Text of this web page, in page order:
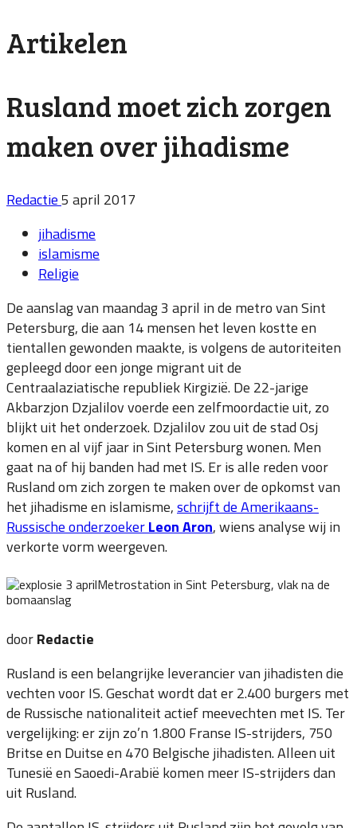
Artikelen
Rusland moet zich zorgen
maken over jihadisme
Redactie5 april 2017
jihadisme
islamisme
Religie
De aanslag van maandag 3 april in de metro van Sint
Petersburg, die aan 14 mensen het leven kostte en
tientallen gewonden maakte, is volgens de autoriteiten
gepleegd door een jonge migrant uit de
Centraalaziatische republiek Kirgizië. De 22-jarige
Akbarzjon Dzjalilov voerde een zelfmoordactie uit, zo
blijkt uit het onderzoek. Dzjalilov zou uit de stad Osj
komen en al vijf jaar in Sint Petersburg wonen. Men
gaat na of hij banden had met IS. Er is alle reden voor
Rusland om zich zorgen te maken over de opkomst van
het jihadisme en islamisme,schrijft de Amerikaans-
Russische onderzoekerLeon Aron, wiens analyse wij in
verkorte vorm weergeven.
Metrostation in Sint Petersburg, vlak na de
bomaanslag
doorRedactie
Rusland is een belangrijke leverancier van jihadisten die
vechten voor IS. Geschat wordt dat er 2.400 burgers met
de Russische nationaliteit actief meevechten met IS. Ter
vergelijking: er zijn zo’n 1.800 Franse IS-strijders, 750
Britse en Duitse en 470 Belgische jihadisten. Alleen uit
Tunesië en Saoedi-Arabië komen meer IS-strijders dan
uit Rusland.